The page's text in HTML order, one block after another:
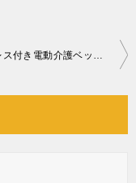
マットレス付き電動介護ベッドの回収・処分ご依頼 お客様の声